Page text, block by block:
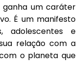
ganha um caráter
É um manifesto
adolescentes e
relação com a
o planeta que